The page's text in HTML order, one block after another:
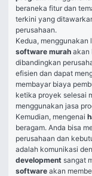
beraneka fitur dan
terkini yang
perusahaan.
Kedua,
software murah akan
dibandingkan
efisien dan dapat
membayar biaya
ketika proyek selesai
menggunakan jasa
Kemudian, mengenai
beragam. Anda bisa
perusahaan dan
adalah komunikasi
development sangat
software akan